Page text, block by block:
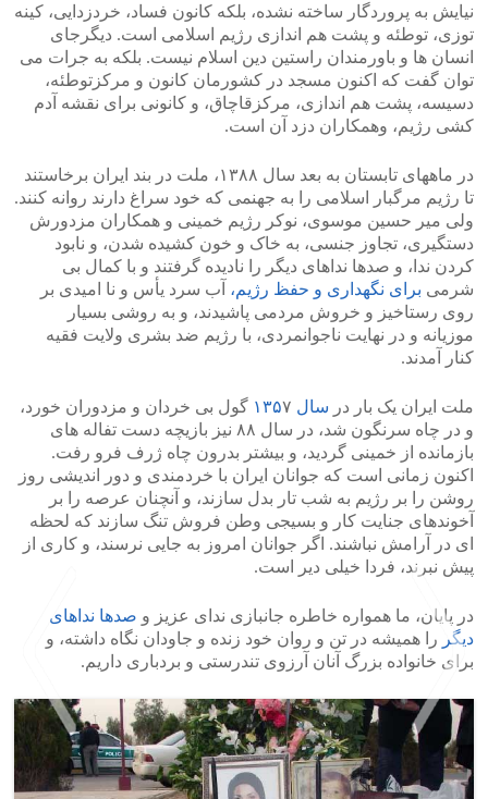
نیایش به پروردگار ساخته نشده، بلکه کانون فساد، خردزدایی، کینه
توزی، توطئه و پشت هم اندازی رژیم اسلامی است. دیگرجای
انسان ها و باورمندان راستین دین اسلام نیست. بلکه به جرات می
توان گفت که اکنون مسجد در کشورمان کانون و مرکزتوطئه،
دسیسه، پشت هم اندازی، مرکزقاچاق، و کانونی برای نقشه آدم
کشی رژیم، وهمکاران دزد آن است.
در ماههای تابستان به بعد سال ۱۳۸۸، ملت در بند ایران برخاستند
تا رژیم مرگبار اسلامی را به جهنمی که خود سراغ دارند روانه کنند.
ولی میر حسین موسوی، نوکر رژیم خمینی و همکاران مزدورش
دستگیری، تجاوز جنسی، به خاک و خون کشیده شدن، و نابود
کردن ندا، و صدها نداهای دیگر را نادیده گرفتند و با کمال بی
شرمی برای نگهداری و حفظ رژیم، آب سرد یأس و نا امیدی بر
روی رستاخیز و خروش مردمی پاشیدند، و به روشی بسیار
موزیانه و در نهایت ناجوانمردی، با رژیم ضد بشری ولایت فقیه
کنار آمدند.
ملت ایران یک بار در سال ۱۳۵
۷ گول بی خردان و مزدوران خورد،
و در چاه سرنگون شد، در سال ۸۸ نیز بازیچه دست تفاله های
بازمانده از خمینی گردید، و بیشتر بدرون چاه ژرف فرو رفت.
اکنون زمانی است که جوانان ایران با خردمندی و دور اندیشی روز
روشن را بر رژیم به شب تار بدل سازند، و آنچنان عرصه را بر
آخوندهای جنایت کار و بسیجی وطن فروش تنگ سازند که لحظه
ای در آرامش نباشند. اگر جوانان امروز به جایی نرسند، و کاری از
پیش نبرند، فردا خیلی دیر است.
در پایان، ما همواره خاطره جانبازی ندای عزیز و صدها نداهای
دیگر را همیشه در تن و روان خود زنده و جاودان نگاه داشته، و
برای خانواده بزرگ آنان آرزوی تندرستی و بردباری داریم.
<
>